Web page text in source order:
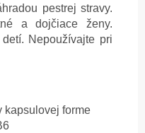
pestrej stravy.
a dojčiace ženy.
Nepoužívajte pri
kapsulovej forme